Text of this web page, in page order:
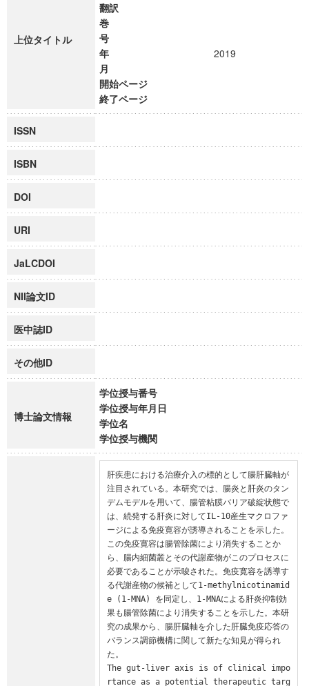
上位タイトル
翻訳
巻
号
年
2019
月
開始ページ
終了ページ
ISSN
ISBN
DOI
URI
JaLCDOI
NII論文ID
医中誌ID
その他ID
博士論文情報
学位授与番号
学位授与年月日
学位名
学位授与機関
肝疾患における治療介入の標的として腸肝臓軸が
注目されている。本研究では、腸炎と肝炎のタン
デムモデルを用いて、腸管粘膜バリア破綻状態で
は、続発する肝炎に対してIL-10産生マクロファ
ージによる免疫寛容が誘導されることを示した。
この免疫寛容は腸管除菌により消失することか
ら、腸内細菌叢とその代謝産物がこのプロセスに
必要であることが示唆された。免疫寛容を誘導す
る代謝産物の候補として1-methylnicotinamid
e (1-MNA) を同定し、1-MNAによる肝炎抑制効
果も腸管除菌により消失することを示した。本研
究の成果から、腸肝臓軸を介した肝臓免疫応答の
バランス調節機構に関して新たな知見が得られ
た。
The gut-liver axis is of clinical impo
rtance as a potential therapeutic targ